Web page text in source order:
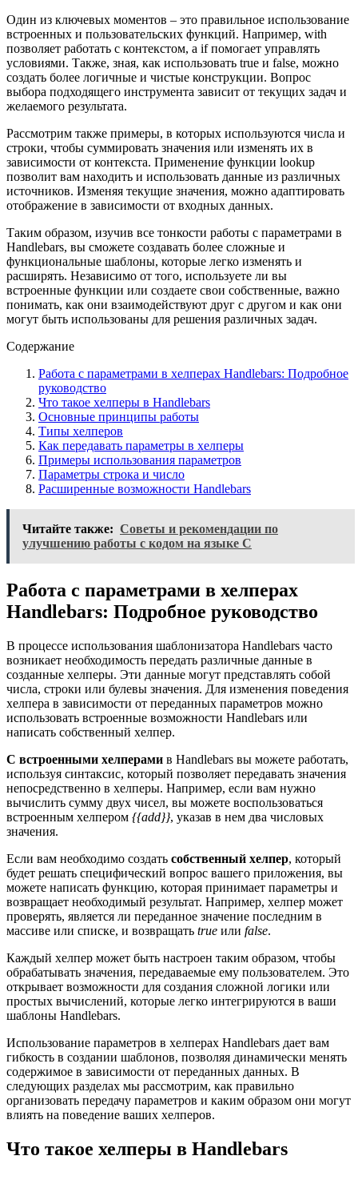
Один из ключевых моментов – это правильное использование
встроенных и пользовательских функций. Например, with
позволяет работать с контекстом, а if помогает управлять
условиями. Также, зная, как использовать true и false, можно
создать более логичные и чистые конструкции. Вопрос
выбора подходящего инструмента зависит от текущих задач и
желаемого результата.
Рассмотрим также примеры, в которых используются числа и
строки, чтобы суммировать значения или изменять их в
зависимости от контекста. Применение функции lookup
позволит вам находить и использовать данные из различных
источников. Изменяя текущие значения, можно адаптировать
отображение в зависимости от входных данных.
Таким образом, изучив все тонкости работы с параметрами в
Handlebars, вы сможете создавать более сложные и
функциональные шаблоны, которые легко изменять и
расширять. Независимо от того, используете ли вы
встроенные функции или создаете свои собственные, важно
понимать, как они взаимодействуют друг с другом и как они
могут быть использованы для решения различных задач.
Содержание
Работа с параметрами в хелперах Handlebars: Подробное
руководство
Что такое хелперы в Handlebars
Основные принципы работы
Типы хелперов
Как передавать параметры в хелперы
Примеры использования параметров
Параметры строка и число
Расширенные возможности Handlebars
Читайте также: Советы и рекомендации по
улучшению работы с кодом на языке C
Работа с параметрами в хелперах
Handlebars: Подробное руководство
В процессе использования шаблонизатора Handlebars часто
возникает необходимость передать различные данные в
созданные хелперы. Эти данные могут представлять собой
числа, строки или булевы значения. Для изменения поведения
хелпера в зависимости от переданных параметров можно
использовать встроенные возможности Handlebars или
написать собственный хелпер.
С встроенными хелперами в Handlebars вы можете работать,
используя синтаксис, который позволяет передавать значения
непосредственно в хелперы. Например, если вам нужно
вычислить сумму двух чисел, вы можете воспользоваться
встроенным хелпером {{add}}, указав в нем два числовых
значения.
Если вам необходимо создать собственный хелпер, который
будет решать специфический вопрос вашего приложения, вы
можете написать функцию, которая принимает параметры и
возвращает необходимый результат. Например, хелпер может
проверять, является ли переданное значение последним в
массиве или списке, и возвращать true или false.
Каждый хелпер может быть настроен таким образом, чтобы
обрабатывать значения, передаваемые ему пользователем. Это
открывает возможности для создания сложной логики или
простых вычислений, которые легко интегрируются в ваши
шаблоны Handlebars.
Использование параметров в хелперах Handlebars дает вам
гибкость в создании шаблонов, позволяя динамически менять
содержимое в зависимости от переданных данных. В
следующих разделах мы рассмотрим, как правильно
организовать передачу параметров и каким образом они могут
влиять на поведение ваших хелперов.
Что такое хелперы в Handlebars